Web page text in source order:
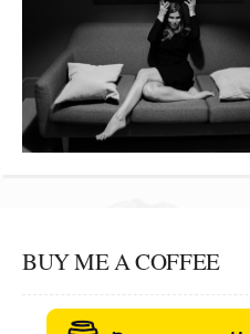
BUY ME A COFFEE